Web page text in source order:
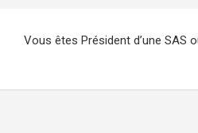
Vous êtes Président d’une SAS